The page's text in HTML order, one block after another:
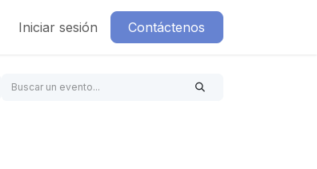
Iniciar sesión Contáctenos